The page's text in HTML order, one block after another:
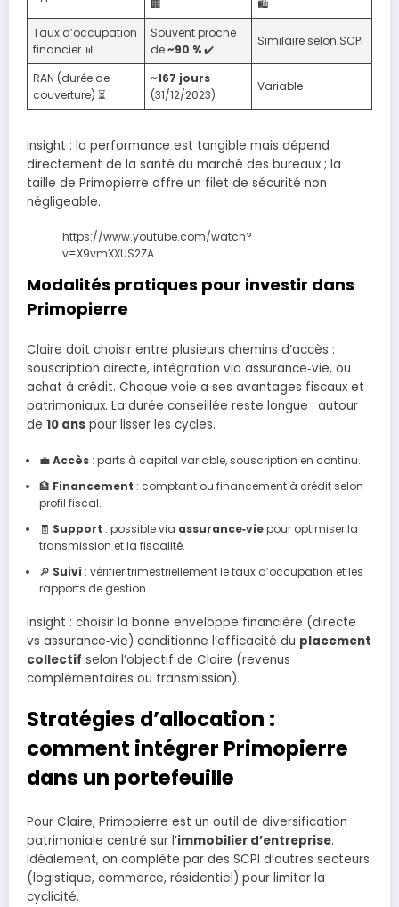
🏢
🛍️
Taux d’occupation
financier 📊
Souvent proche
de~90 %✔️
Similaire selon SCPI
RAN (durée de
couverture) ⏳
~167 jours
(31/12/2023)
Variable
Insight : la performance est tangible mais dépend
directement de la santé du marché des bureaux ; la
taille de Primopierre offre un filet de sécurité non
négligeable.
https://www.youtube.com/watch?
v=X9vmXXUS2ZA
Modalités pratiques pour investir dans
Primopierre
Claire doit choisir entre plusieurs chemins d’accès :
souscription directe, intégration via assurance‑vie, ou
achat à crédit. Chaque voie a ses avantages fiscaux et
patrimoniaux. La durée conseillée reste longue : autour
de 10 ans pour lisser les cycles.
💼Accès: parts à capital variable, souscription en continu.
🏦 Financement : comptant ou financement à crédit selon
profil fiscal.
🧾 Support : possible via assurance‑viepour optimiser la
transmission et la fiscalité.
🔎 Suivi : vérifier trimestriellement le taux d’occupation et les
rapports de gestion.
Insight : choisir la bonne enveloppe financière (directe
vs assurance‑vie) conditionne l’efficacité du placement
collectif selon l’objectif de Claire (revenus
complémentaires ou transmission).
Stratégies d’allocation :
comment intégrer Primopierre
dans un portefeuille
Pour Claire, Primopierre est un outil de diversification
patrimoniale centré sur l’immobilier d’entreprise.
Idéalement, on complète par des SCPI d’autres secteurs
(logistique, commerce, résidentiel) pour limiter la
cyclicité.